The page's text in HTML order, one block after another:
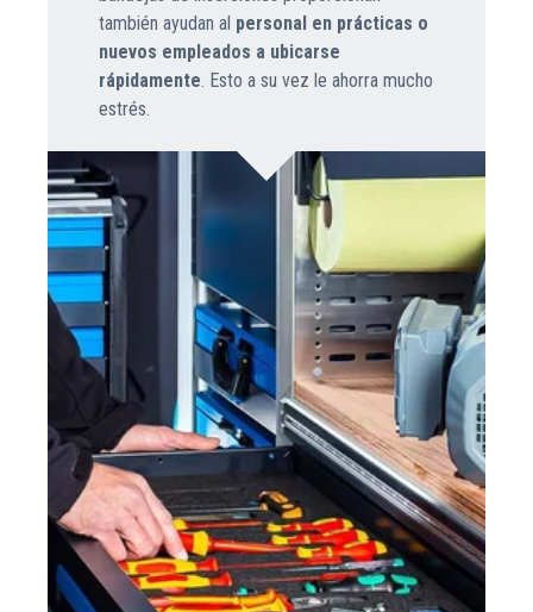
también ayudan al personal en prácticas o
nuevos empleados a ubicarse
rápidamente. Esto a su vez le ahorra mucho
estrés.